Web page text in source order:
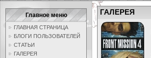
Главное меню
ГЛАВНАЯ СТРАНИЦА
БЛОГИ ПОЛЬЗОВАТЕЛЕЙ
СТАТЬИ
ГАЛЕРЕЯ
ГАЛЕРЕЯ